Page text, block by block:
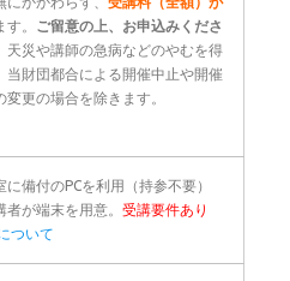
。 ご留意の上、お申込みくださ
天災や講師の急病などのやむを得
当財団都合による開催中止や開催
変更の場合を除きます。
に備付のPCを利用（持参不要）
者が端末を用意。 受講要件あり
ついて